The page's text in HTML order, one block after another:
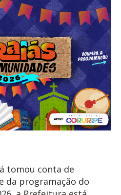
tomou conta de
da programação do